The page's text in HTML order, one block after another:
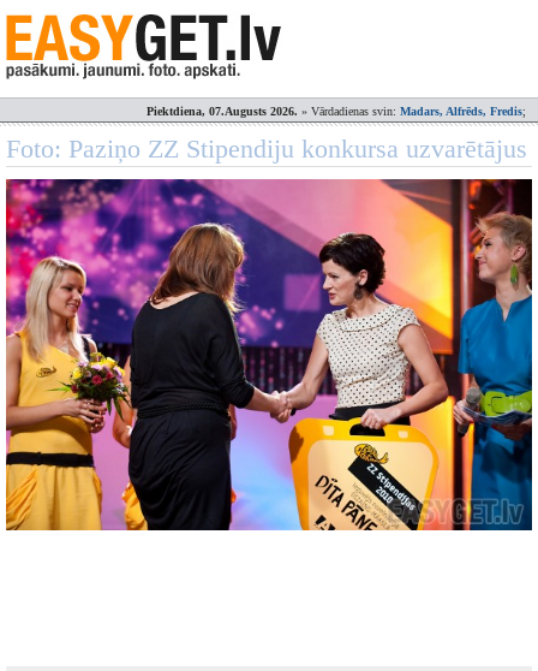
Piektdiena, 07.Augusts 2026. » Vārdadienas svin: Madars, Alfrēds, Fredis;
Foto: Paziņo ZZ Stipendiju konkursa uzvarētājus